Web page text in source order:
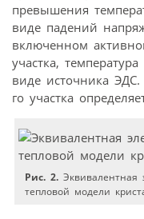
превышения
виде падений
включенном
участка,
виде источника ЭДС.
го участка
Рис. 2. Эквивалентная
тепловой модели